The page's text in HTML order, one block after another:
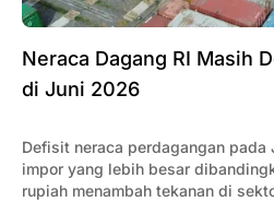
Neraca Dagang RI Masih
di Juni 2026
Defisit neraca perdagangan
impor yang lebih besar
rupiah menambah tekanan di